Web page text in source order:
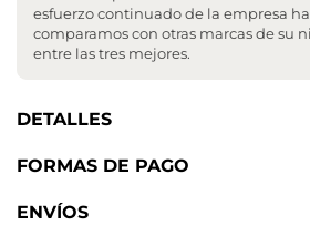
esfuerzo continuado de la empresa
comparamos con otras marcas de su
entre las tres mejores.
DETALLES
FORMAS DE PAGO
ENVÍOS